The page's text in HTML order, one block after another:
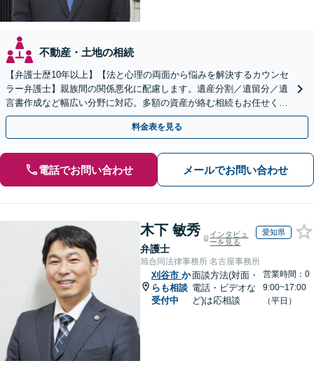
不動産・土地の相続
【弁護士歴10年以上】【法と心理の両面から悩みを解決するカウンセ
ラー弁護士】親族間の関係悪化に配慮します。遺産分割／遺留分／遺
言書作成など幅広い分野に対応。多額の資産が絡む相続もお任せくだ
さい。【夜間・休日の相談可能】【駐車場完備】
料金表を見る
電話でお問い合わせ メールでお問い合わせ
木下 敏秀
弁護士
インタビュ
ーを見る
愛知県
旭合同法律事務所 名古屋事務所
刈谷市 か
らも相談
受付中
面談方法(対面・
電話・ビデオな
ど)は応相談
営業時間：0
9:00~17:00
（平日）